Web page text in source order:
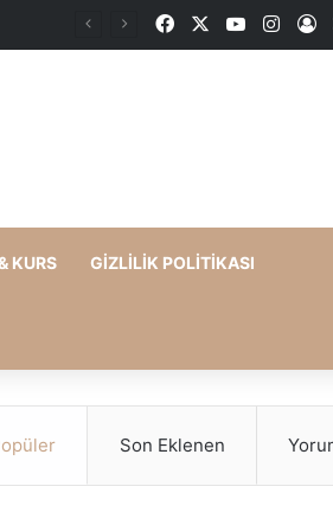
FacebookYouTube
KURS GIZLILIK POLITIKASI
Son Eklenen